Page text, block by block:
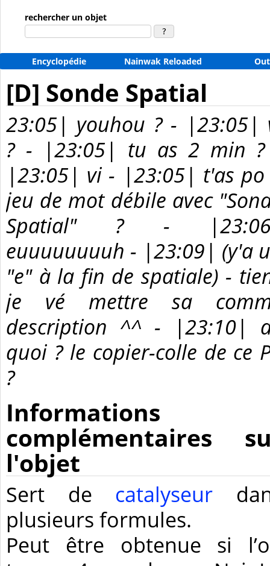
rechercher un objet
Encyclopédie Nainwak Reloaded
[D] Sonde Spatial
23:05| youhou ? - |23:05|
? - |23:05| tu as 2 min
|23:05| vi - |23:05| t'as po
jeu de mot débile avec
Spatial" ? -
euuuuuuuuh - |23:09| (y'a
"e" à la fin de spatiale) -
je vé mettre sa
description ^^ - |23:10|
quoi ? le copier-colle de ce
?
Informations
complémentaires
l'objet
Sert de catalyseur
plusieurs formules.
Peut être obtenue si